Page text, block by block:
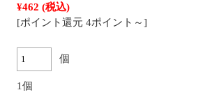
¥462 (税込)
[ポイント還元 4ポイント～]
個
1個